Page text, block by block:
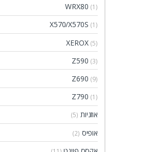
WRX80 (1)
X570/X570S (1)
XEROX (5)
Z590 (3)
Z690 (9)
Z790 (1)
אוזניות (5)
אופיס (2)